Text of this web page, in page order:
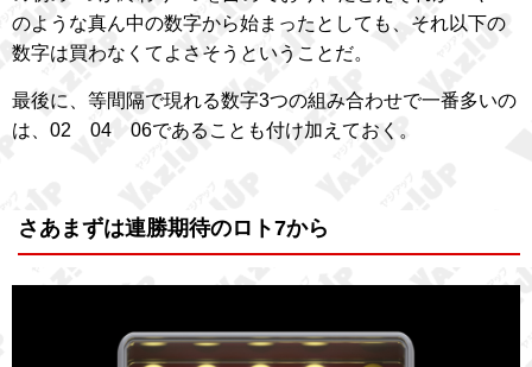
のような真ん中の数字から始まったとしても、それ以下の
数字は買わなくてよさそうということだ。
最後に、等間隔で現れる数字3つの組み合わせで一番多いの
は、02 04 06であることも付け加えておく。
さあまずは連勝期待のロト7から